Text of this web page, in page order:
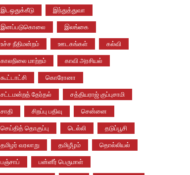
இடஒதுக்கீடு இந்துத்துவா
இனப்படுகொலை இலங்கை
உச்ச நீதிமன்றம் ஊடகங்கள் கல்வி
காலநிலை மாற்றம் காவி அரசியல்
கூட்டாட்சி கொரோனா
சட்டமன்றத் தேர்தல் சத்தியராஜ் குப்புசாமி
சாதி சிறப்பு பதிவு சென்னை
செய்தித் தொகுப்பு டெல்லி தடுப்பூசி
தமிழர் வரலாறு தமிழீழம் தொல்லியல்
பஞ்சாப் பன்னீர் பெருமாள்